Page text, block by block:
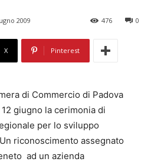
2009 0
476
X Pinterest
di Commercio di Padova
giugno la cerimonia di
per lo sviluppo
riconoscimento assegnato
ad un azienda